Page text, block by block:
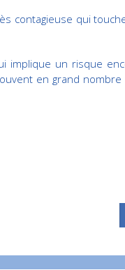
contagieuse qui
implique un risque
en grand nombre